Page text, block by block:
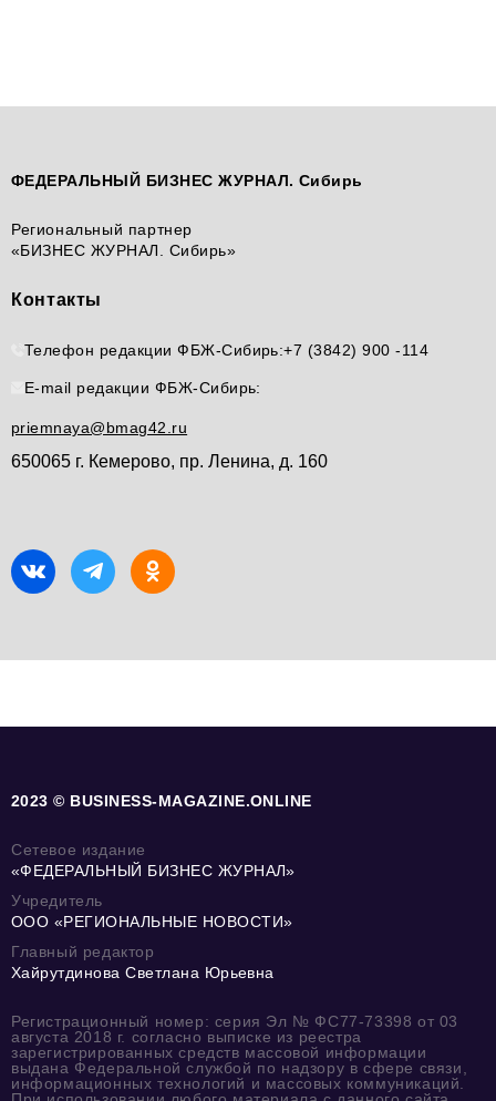
Общество
Видео
Информационный отдел
info@business-magazine.online
Отдел рекламы
Отдел распространения/редакционная подписка
partner@business-magazine.online
ФЕДЕРАЛЬНЫЙ БИЗНЕС ЖУРНАЛ. Сибирь
Региональный партнер
«БИЗНЕС ЖУРНАЛ. Сибирь»
Контакты
Телефон редакции ФБЖ-Сибирь:+7 (3842) 900 -114
E-mail редакции ФБЖ-Сибирь:
priemnaya@bmag42.ru
650065 г. Кемерово, пр. Ленина, д. 160
2023 © BUSINESS-MAGAZINE.ONLINE
Сетевое издание
«ФЕДЕРАЛЬНЫЙ БИЗНЕС ЖУРНАЛ»
Учредитель
ООО «РЕГИОНАЛЬНЫЕ НОВОСТИ»
Главный редактор
Хайрутдинова Светлана Юрьевна
Регистрационный номер: серия Эл № ФС77-73398 от 03
августа 2018 г. согласно выписке из реестра
зарегистрированных средств массовой информации
выдана Федеральной службой по надзору в сфере связи,
информационных технологий и массовых коммуникаций.